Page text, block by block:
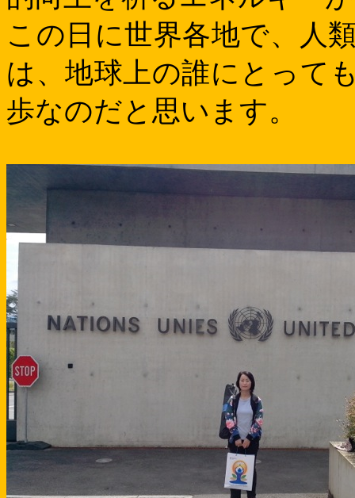
この日に世界各地で、人
は、地球上の誰にとって
歩なのだと思います。